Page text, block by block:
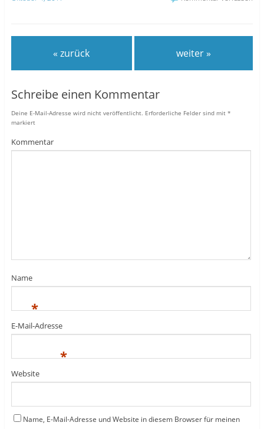
« zurück weiter »
Schreibe einen Kommentar
Deine E-Mail-Adresse wird nicht veröffentlicht. Erforderliche Felder sind mit *
markiert
Kommentar
Name
*
E-Mail-Adresse
*
Website
Name, E-Mail-Adresse und Website in diesem Browser für meinen